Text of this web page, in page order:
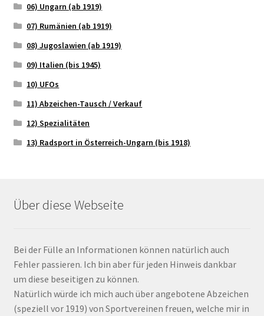
06) Ungarn (ab 1919)
07) Rumänien (ab 1919)
08) Jugoslawien (ab 1919)
09) Italien (bis 1945)
10) UFOs
11) Abzeichen-Tausch / Verkauf
12) Spezialitäten
13) Radsport in Österreich-Ungarn (bis 1918)
Über diese Webseite
Bei der Fülle an Informationen können natürlich auch
Fehler passieren. Ich bin aber für jeden Hinweis dankbar
um diese beseitigen zu können.
Natürlich würde ich mich auch über angebotene Abzeichen
(speziell vor 1919) von Sportvereinen freuen, welche mir in